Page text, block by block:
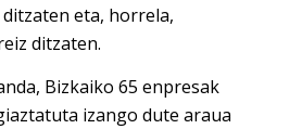
eta, horrela,
ditzaten.
Bizkaiko 65 enpresak
izango dute araua